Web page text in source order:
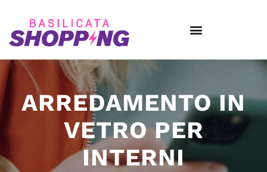
ARREDAMENTO IN
VETRO PER
INTERNI